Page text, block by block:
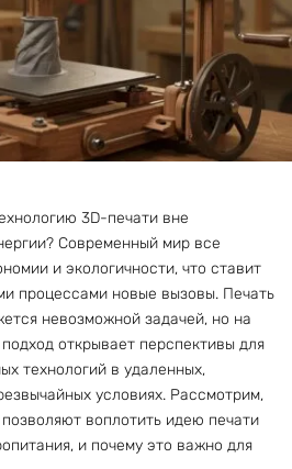
3D-печати вне
Современный мир все
и экологичности, что ставит
процессами новые вызовы. Печать
невозможной задачей, но на
открывает перспективы для
технологий в удаленных,
условиях. Рассмотрим,
воплотить идею печати
и почему это важно для